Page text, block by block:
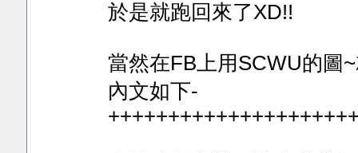
於是就跑回來了XD!!
當然在FB上用SCWU的圖
內文如下-